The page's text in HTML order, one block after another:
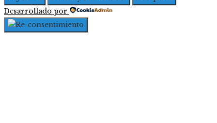
Desarrollado por